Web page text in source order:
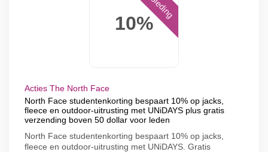
10%
Acties The North Face
North Face studentenkorting bespaart 10% op jacks,
fleece en outdoor-uitrusting met UNiDAYS plus gratis
verzending boven 50 dollar voor leden
North Face studentenkorting bespaart 10% op jacks,
fleece en outdoor-uitrusting met UNiDAYS. Gratis